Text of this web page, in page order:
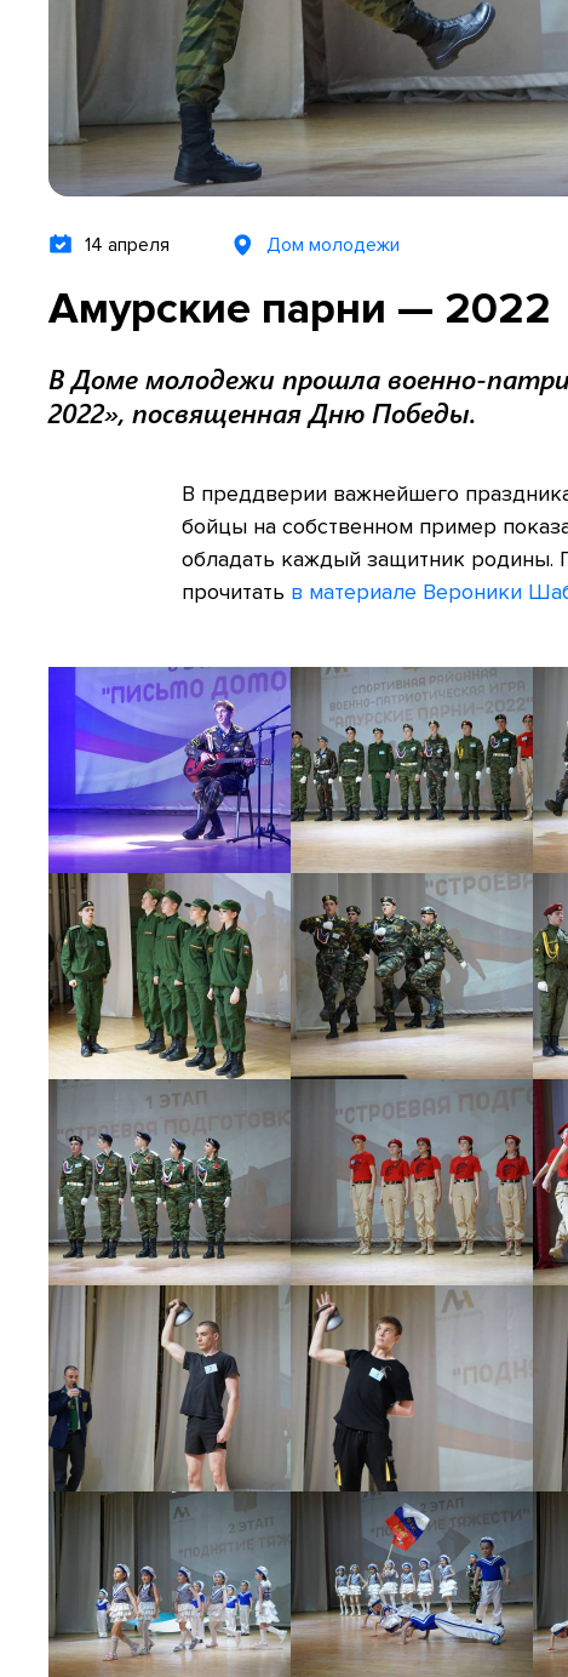
14 апреля Дом молодежи
Амурские парни — 2022
В Доме молодежи прошла военно-
2022», посвященная Дню Победы.
В преддверии важнейшего
бойцы на собственном пример
обладать каждый защитник родины.
прочитать в материале Вероники